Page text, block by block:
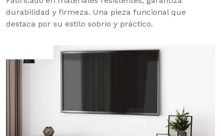
durabilidad y firmeza. Una pieza funcional que
destaca por su estilo sobrio y práctico.